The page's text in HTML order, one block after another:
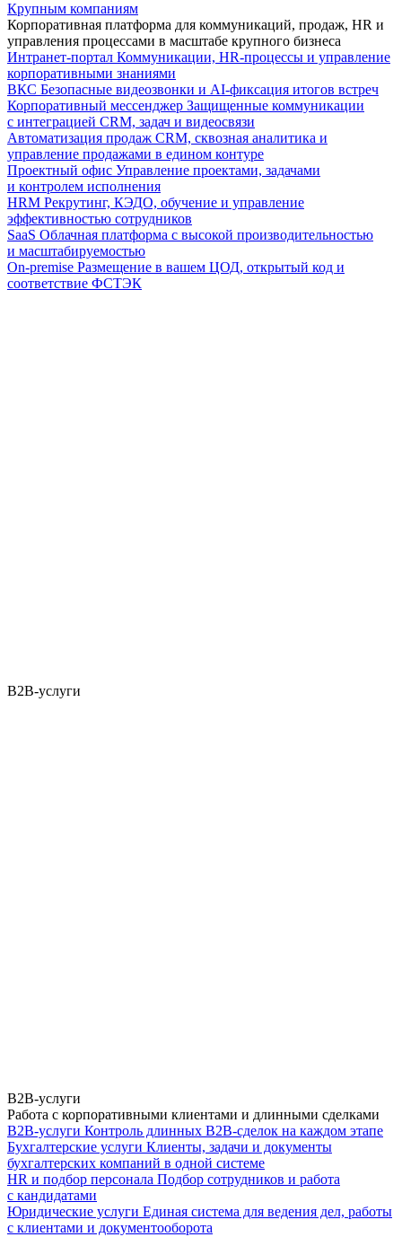
Крупным компаниям
Корпоративная платформа для коммуникаций, продаж, HR и
управления процессами в масштабе крупного бизнеса
Интранет-портал Коммуникации, HR-процессы и управление
корпоративными знаниями
ВКС Безопасные видеозвонки и AI-фиксация итогов встреч
Корпоративный мессенджер Защищенные коммуникации
с интеграцией CRM, задач и видеосвязи
Автоматизация продаж CRM, сквозная аналитика и
управление продажами в едином контуре
Проектный офис Управление проектами, задачами
и контролем исполнения
HRM Рекрутинг, КЭДО, обучение и управление
эффективностью сотрудников
SaaS Облачная платформа с высокой производительностью
и масштабируемостью
On-premise Размещение в вашем ЦОД, открытый код и
соответствие ФСТЭК
B2B-услуги
B2B-услуги
Работа с корпоративными клиентами и длинными сделками
B2B-услуги Контроль длинных B2B-сделок на каждом этапе
Бухгалтерские услуги Клиенты, задачи и документы
бухгалтерских компаний в одной системе
HR и подбор персонала Подбор сотрудников и работа
с кандидатами
Юридические услуги Единая система для ведения дел, работы
с клиентами и документооборота